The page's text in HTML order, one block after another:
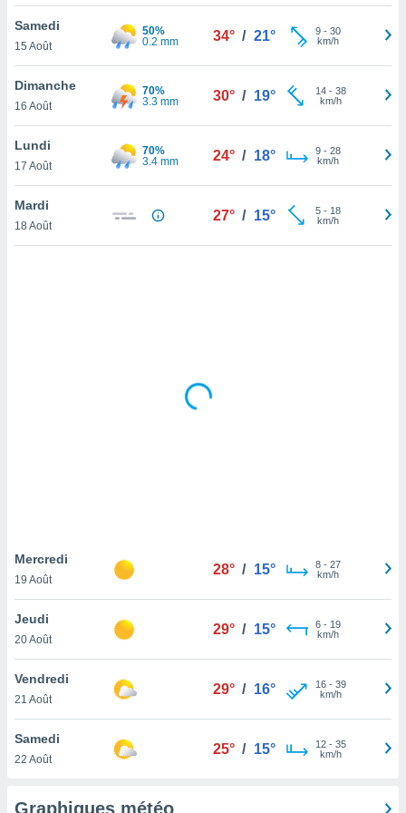
votre
à
en
le
notre
que
et que
Samedi
15 Août
50%
0.2 mm
34° / 21° 9- 30
km/h
Dimanche
16 Août
70%
3.3 mm
30° / 19° 14- 38
km/h
Lundi
17 Août
70%
3.4 mm
24° / 18° 9- 28
km/h
Mardi
18 Août
27° / 15° 5- 18
km/h
Mercredi
19 Août
28° / 15° 8- 27
km/h
Jeudi
20 Août
29° / 15° 6- 19
km/h
Vendredi
21 Août
29° / 16° 16- 39
km/h
Samedi
22 Août
25° / 15° 12- 35
km/h
Graphiques météo